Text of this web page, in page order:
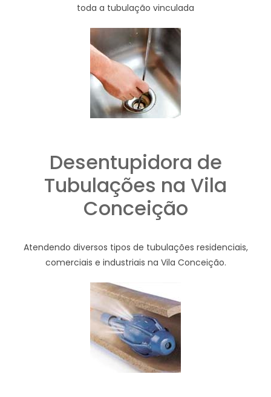
toda a tubulação vinculada
Desentupidora de
Tubulações na Vila
Conceição
Atendendo diversos tipos de tubulações residenciais,
comerciais e industriais na Vila Conceição.